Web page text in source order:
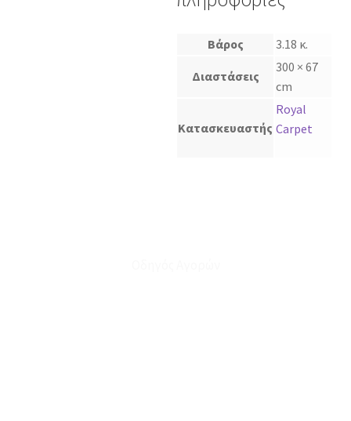
Βάρος 3.18 κ.
Διαστάσεις
300 × 67
cm
Κατασκευαστής
Royal
Carpet